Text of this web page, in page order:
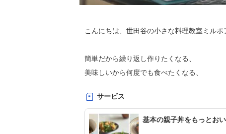
こんにちは、世田谷の小さな料理教室ミルポ
簡単だから繰り返し作りたくなる、
美味しいから何度でも食べたくなる、
そんなレシピをご紹介しています。
家族の人数、作る量は人それぞれ、
サービス
基本の親子丼をもっとお